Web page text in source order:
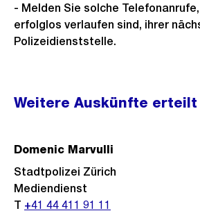
- Melden Sie solche
erfolglos verlaufen sind, ihrer
Polizeidienststelle.
Weitere
Informationen
Weitere Auskünfte erteilt
Domenic Marvulli
Stadtpolizei Zürich
Mediendienst
T +41 44 411 91 11